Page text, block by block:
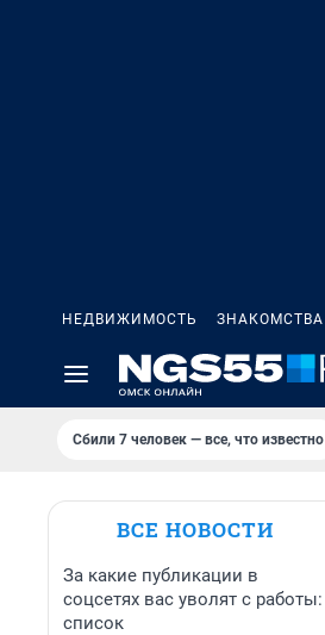
НЕДВИЖИМОСТЬ ЗНАКОМСТВА
Сбили 7 человек — все, что известно
ВСЕ НОВОСТИ
За какие публикации в
соцсетях вас уволят с работы:
список